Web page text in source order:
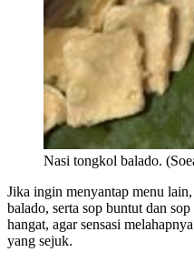
Nasi tongkol balado.
Jika ingin menyantap menu
balado, serta sop buntut dan
hangat, agar sensasi
yang sejuk.